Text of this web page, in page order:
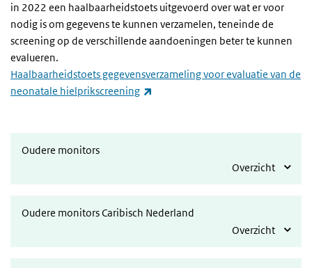
in 2022 een haalbaarheidstoets uitgevoerd over wat er voor
nodig is om gegevens te kunnen verzamelen, teneinde de
screening op de verschillende aandoeningen beter te kunnen
evalueren.
Haalbaarheidstoets gegevensverzameling voor evaluatie van de
neonatale hielprikscreening
Oudere monitors
Overzicht
Oudere monitors Caribisch Nederland
Overzicht